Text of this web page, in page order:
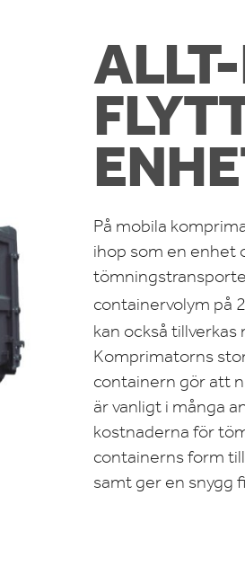
På mobila
ihop som en enhet
containervolym på
kan också
Komprimatorns
containern gör att
är vanligt i många
kostnaderna för
containerns form
samt ger en snygg